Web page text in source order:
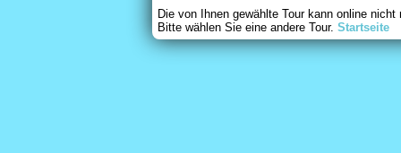
Die von Ihnen gewählte Tour kann online nicht
Bitte wählen Sie eine andere Tour. Startseite